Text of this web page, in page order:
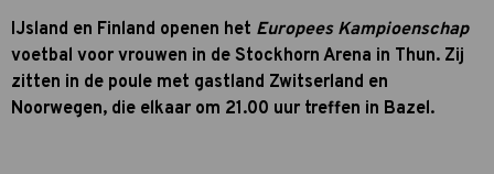
IJsland en Finland openen het Europees Kampioenschap
voetbal voor vrouwen in de Stockhorn Arena in Thun. Zij
zitten in de poule met gastland Zwitserland en
Noorwegen, die elkaar om 21.00 uur treffen in Bazel.